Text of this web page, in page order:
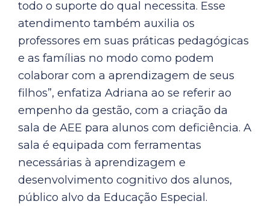
todo o suporte do qual necessita. Esse
atendimento também auxilia os
professores em suas práticas pedagógicas
e as famílias no modo como podem
colaborar com a aprendizagem de seus
filhos”, enfatiza Adriana ao se referir ao
empenho da gestão, com a criação da
sala de AEE para alunos com deficiência. A
sala é equipada com ferramentas
necessárias à aprendizagem e
desenvolvimento cognitivo dos alunos,
público alvo da Educação Especial.